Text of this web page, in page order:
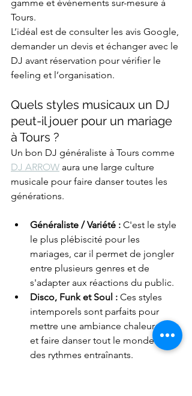
gamme et événements sur-mesure à
Tours.
L’idéal est de consulter les avis Google,
demander un devis et échanger avec le
DJ avant réservation pour vérifier le
feeling et l’organisation.
Quels styles musicaux un DJ
peut-il jouer pour un mariage
à Tours ?
Un bon DJ généraliste à Tours comme
DJ ARROW aura une large culture
musicale pour faire danser toutes les
générations.
Généraliste / Variété : C'est le style
le plus plébiscité pour les
mariages, car il permet de jongler
entre plusieurs genres et de
s'adapter aux réactions du public.
Disco, Funk et Soul : Ces styles
intemporels sont parfaits pour
mettre une ambiance chaleureuse
et faire danser tout le monde avec
des rythmes entraînants.